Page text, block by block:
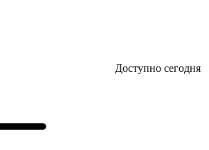
Доступно сегодня